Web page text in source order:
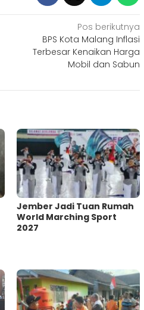
Pos berikutnya
BPS Kota Malang Inflasi
Terbesar Kenaikan Harga
Mobil dan Sabun
Jember Jadi Tuan Rumah
World Marching Sport
2027